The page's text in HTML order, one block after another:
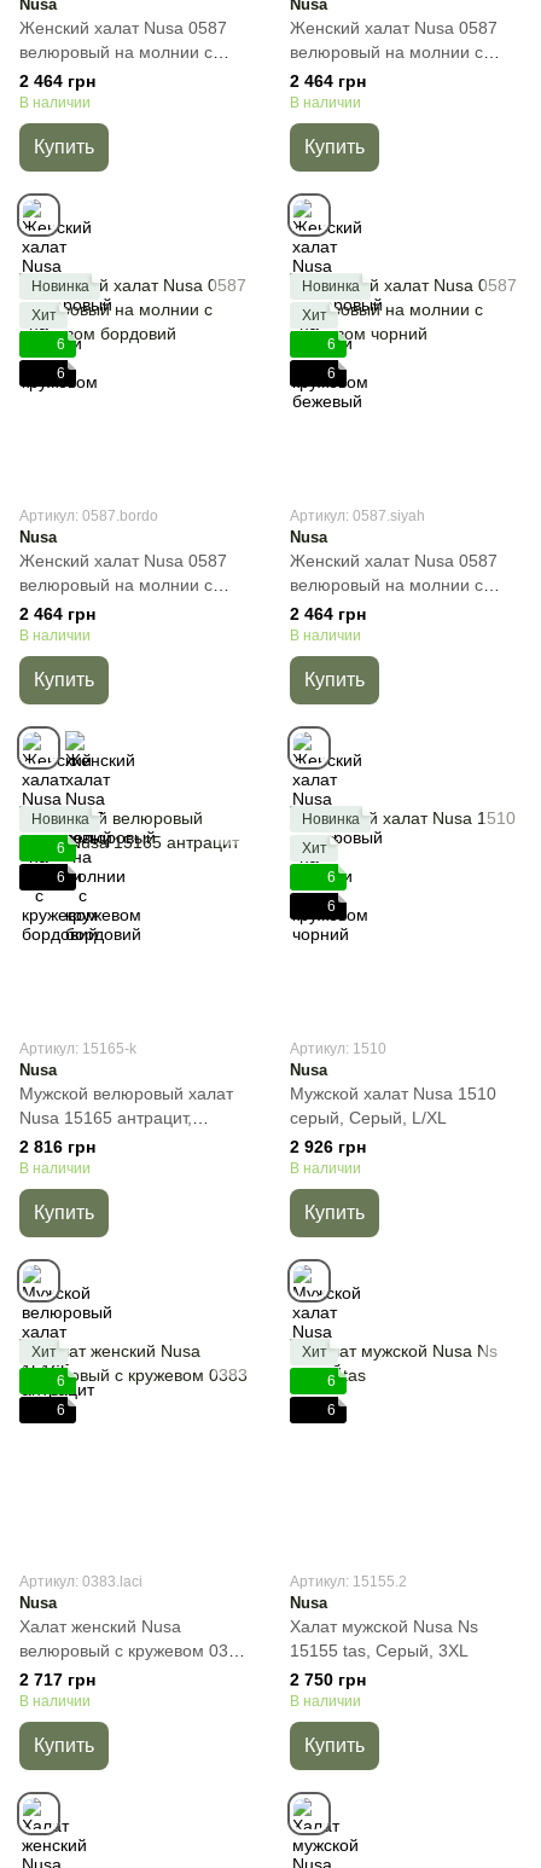
Nusa
Женский халат Nusa 0587
велюровый на молнии с
кружевом, Баклажан, S
2 464 грн
В наличии
Купить
Nusa
Женский халат Nusa 0587
велюровый на молнии с
кружевом бежевый,
Бежевый, S
2 464 грн
В наличии
Купить
Новинка
Хит
6
6
Артикул: 0587.bordo
Nusa
Женский халат Nusa 0587
велюровый на молнии с
кружевом бордовий,
Бежевый, M
2 464 грн
В наличии
Купить
Новинка
Хит
6
6
Артикул: 0587.siyah
Nusa
Женский халат Nusa 0587
велюровый на молнии с
2 464 грн
В наличии
Купить
Новинка
6
6
Артикул: 15165-k
Nusa
Мужской велюровый халат
Nusa 15165 антрацит,
Графит, L/XL
2 816 грн
В наличии
Купить
Новинка
Хит
6
6
Артикул: 1510
Nusa
Мужской халат Nusa 1510
серый, Cерый, L/XL
2 926 грн
В наличии
Купить
Хит
6
6
Артикул: 0383.laci
Nusa
Халат женский Nusa
велюровый с кружевом 0383
синій, Темно-синий, S
2 717 грн
В наличии
Купить
Хит
6
6
Артикул: 15155.2
Nusa
Халат мужской Nusa Ns
15155 tas, Cерый, 3XL
2 750 грн
В наличии
Купить